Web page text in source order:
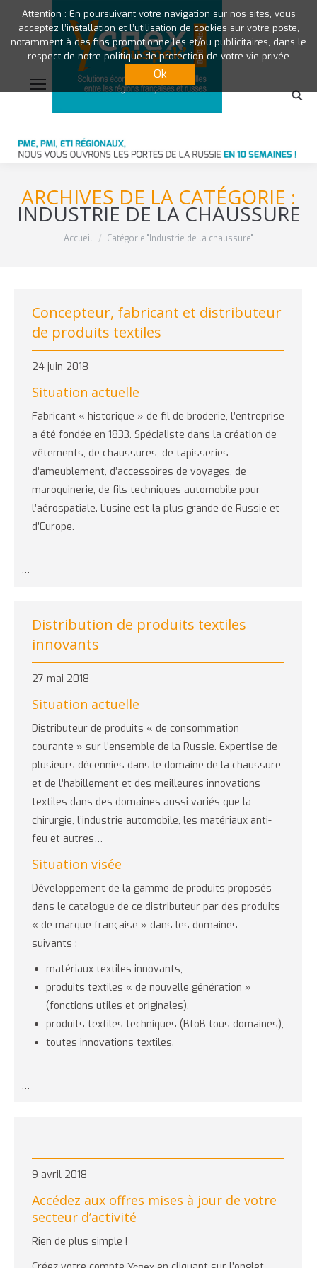
ARCHIVES DE LA CATÉGORIE :
INDUSTRIE DE LA CHAUSSURE
Vous êtes ici :Accueil Catégorie "Industrie de la chaussure"
Concepteur, fabricant et distributeur
de produits textiles
24 juin 2018
Situation actuelle
Fabricant « historique » de fil de broderie, l’entreprise
a été fondée en 1833. Spécialiste dans la création de
vêtements, de chaussures, de tapisseries
d’ameublement, d’accessoires de voyages, de
maroquinerie, de fils techniques automobile pour
l’aérospatiale. L’usine est la plus grande de Russie et
d’Europe.
…
Distribution de produits textiles
innovants
27 mai 2018
Situation actuelle
Distributeur de produits « de consommation
courante » sur l’ensemble de la Russie. Expertise de
plusieurs décennies dans le domaine de la chaussure
et de l’habillement et des meilleures innovations
textiles dans des domaines aussi variés que la
chirurgie, l’industrie automobile, les matériaux anti-
feu et autres…
Situation visée
Développement de la gamme de produits proposés
dans le catalogue de ce distributeur par des produits
« de marque française » dans les domaines
suivants :
matériaux textiles innovants,
produits textiles « de nouvelle génération »
(fonctions utiles et originales),
produits textiles techniques (BtoB tous domaines),
toutes innovations textiles.
…
9 avril 2018
Accédez aux offres mises à jour de votre
secteur d’activité
Rien de plus simple !
Attention : En poursuivant votre navigation sur nos sites, vous
acceptez l’installation et l’utilisation de cookies sur votre poste,
notamment à des fins promotionnelles et/ou publicitaires, dans le
respect de notre politique de protection de votre vie privée
Ok